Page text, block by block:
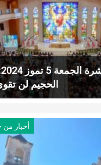
الحجيم لن
أخبار من